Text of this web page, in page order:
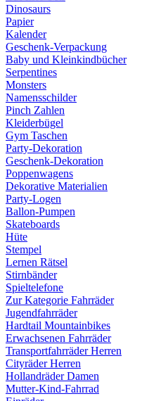
Dinosaurs
Papier
Kalender
Geschenk-Verpackung
Baby und Kleinkindbücher
Serpentines
Monsters
Namensschilder
Pinch Zahlen
Kleiderbügel
Gym Taschen
Party-Dekoration
Geschenk-Dekoration
Poppenwagens
Dekorative Materialien
Party-Logen
Ballon-Pumpen
Skateboards
Hüte
Stempel
Lernen Rätsel
Stirnbänder
Spieltelefone
Zur Kategorie Fahrräder
Jugendfahrräder
Hardtail Mountainbikes
Erwachsenen Fahrräder
Transportfahrräder Herren
Cityräder Herren
Hollandräder Damen
Mutter-Kind-Fahrrad